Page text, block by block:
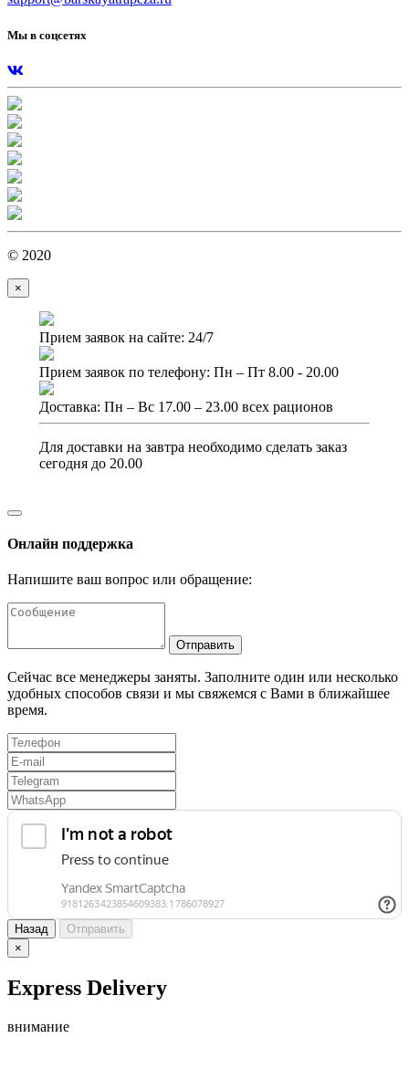
Мы в соцсетях
© 2020
×
Прием заявок на сайте: 24/7
Прием заявок по телефону: Пн – Пт 8.00 - 20.00
Доставка: Пн – Вс 17.00 – 23.00 всех рационов
Для доставки на завтра необходимо сделать заказ
сегодня до 20.00
Онлайн поддержка
Напишите ваш вопрос или обращение:
Отправить
Сейчас все менеджеры заняты. Заполните один или несколько
удобных способов связи и мы свяжемся с Вами в ближайшее
время.
Назад
Отправить
×
Express Delivery
внимание